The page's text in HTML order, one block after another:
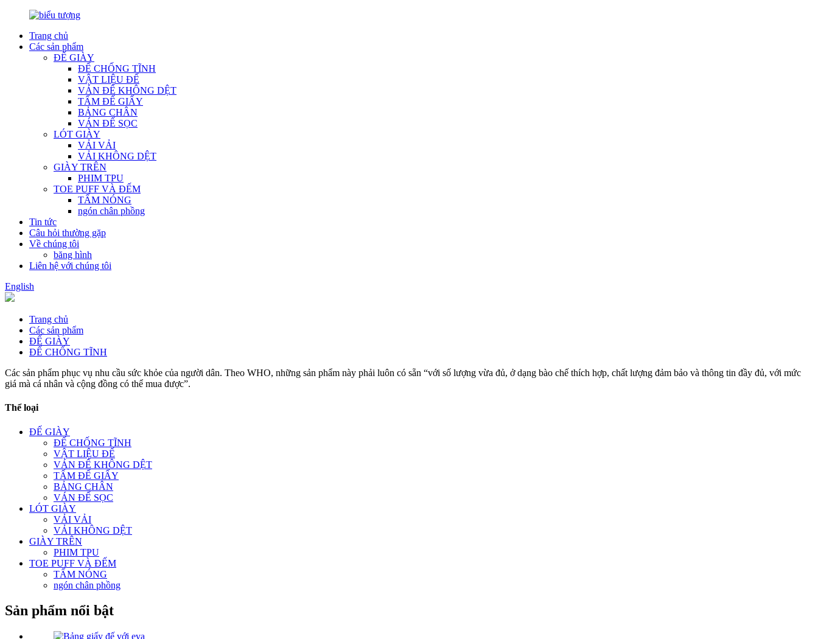
Trang chủ
Các sản phẩm
ĐẾ GIÀY
ĐẾ CHỐNG TĨNH
VẬT LIỆU ĐẾ
VÁN ĐẾ KHÔNG DỆT
TẤM ĐẾ GIẤY
BẢNG CHÂN
VÁN ĐẾ SỌC
LÓT GIÀY
VẢI VẢI
VẢI KHÔNG DỆT
GIÀY TRÊN
PHIM TPU
TOE PUFF VÀ ĐẾM
TẤM NÓNG
ngón chân phồng
Tin tức
Câu hỏi thường gặp
Về chúng tôi
băng hình
Liên hệ với chúng tôi
English
Trang chủ
Các sản phẩm
ĐẾ GIÀY
ĐẾ CHỐNG TĨNH
Các sản phẩm phục vụ nhu cầu sức khỏe của người dân. Theo WHO, những sản phẩm này phải luôn có sẵn “với số lượng vừa đủ, ở dạng bào chế thích hợp, chất lượng đảm bảo và thông tin đầy đủ, với mức
giá mà cá nhân và cộng đồng có thể mua được”.
Thể loại
ĐẾ GIÀY
ĐẾ CHỐNG TĨNH
VẬT LIỆU ĐẾ
VÁN ĐẾ KHÔNG DỆT
TẤM ĐẾ GIẤY
BẢNG CHÂN
VÁN ĐẾ SỌC
LÓT GIÀY
VẢI VẢI
VẢI KHÔNG DỆT
GIÀY TRÊN
PHIM TPU
TOE PUFF VÀ ĐẾM
TẤM NÓNG
ngón chân phồng
Sản phẩm nổi bật